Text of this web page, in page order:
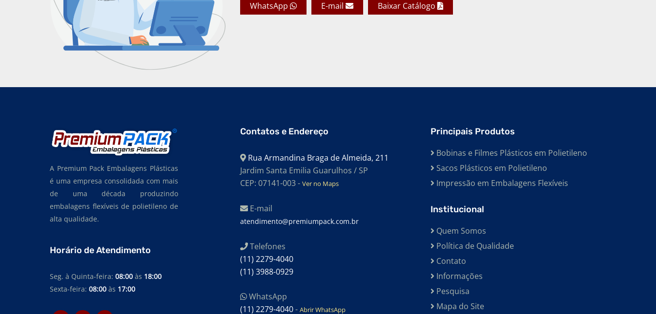
POLIETILENO
FABRICANTE DE EMBALAGENS SHRINK
FABRICANTE DE SACOS PLÁSTICOS EM EVA
DENSIDADE
SACO PARA LIXO INFECTANTE
WhatsApp E-mail Baixar Catálogo
A Premium Pack Embalagens Plásticas
é uma empresa consolidada com mais
de uma década produzindo
embalagens flexíveis de polietileno de
alta qualidade.
Horário de Atendimento
Seg. à Quinta-feira: 08:00 às 18:00
Sexta-feira: 08:00 às 17:00
Contatos e Endereço
Rua Armandina Braga de Almeida, 211
Jardim Santa Emilia Guarulhos / SP
CEP: 07141-003 - Ver no Maps
E-mail
atendimento@premiumpack.com.br
Telefones
(11) 2279-4040
(11) 3988-0929
WhatsApp
(11) 2279-4040- Abrir WhatsApp
Principais Produtos
Bobinas e Filmes Plásticos em Polietileno
Sacos Plásticos em Polietileno
Impressão em Embalagens Flexíveis
Institucional
Quem Somos
Política de Qualidade
Contato
Informações
Pesquisa
Mapa do Site